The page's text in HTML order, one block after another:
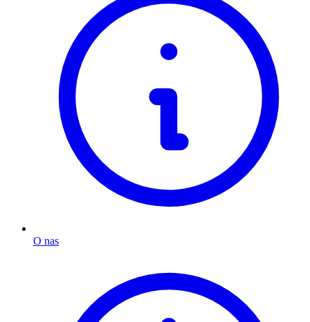
O nas